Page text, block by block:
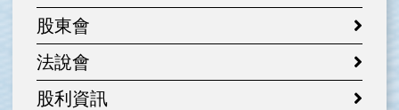
股東會
法說會
股利資訊